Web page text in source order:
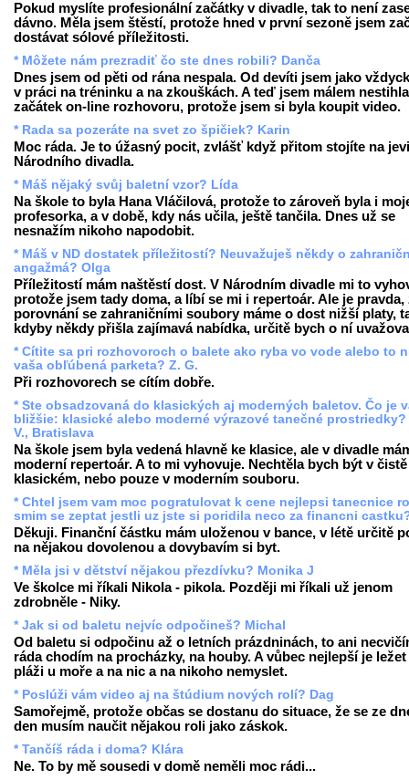
Pokud myslíte profesionální začátky v divadle, tak to není
dávno. Měla jsem štěstí, protože hned v první sezoně jsem
dostávat sólové příležitosti.
* Môžete nám prezradiť čo ste dnes robili? Danča
Dnes jsem od pěti od rána nespala. Od devíti jsem jako
v práci na tréninku a na zkouškách. A teď jsem málem nestihla
začátek on-line rozhovoru, protože jsem si byla koupit video.
* Rada sa pozeráte na svet zo špičiek? Karin
Moc ráda. Je to úžasný pocit, zvlášť když přitom stojíte na
Národního divadla.
* Máš nějaký svůj baletní vzor? Lída
Na škole to byla Hana Vláčilová, protože to zároveň byla i
profesorka, a v době, kdy nás učila, ještě tančila. Dnes už se
nesnažím nikoho napodobit.
* Máš v ND dostatek příležitostí? Neuvažuješ někdy o
angažmá? Olga
Příležitostí mám naštěstí dost. V Národním divadle mi to
protože jsem tady doma, a líbí se mi i repertoár. Ale je pravda,
porovnání se zahraničními soubory máme o dost nižší platy,
kdyby někdy přišla zajímavá nabídka, určitě bych o ní
* Cítite sa pri rozhovoroch o balete ako ryba vo vode alebo to
vaša obľúbená parketa? Z. G.
Při rozhovorech se cítím dobře.
* Ste obsadzovaná do klasických aj moderných baletov. Čo je
bližšie: klasické alebo moderné výrazové tanečné prostriedky?
V., Bratislava
Na škole jsem byla vedená hlavně ke klasice, ale v divadle
moderní repertoár. A to mi vyhovuje. Nechtěla bych být v čistě
klasickém, nebo pouze v moderním souboru.
* Chtel jsem vam moc pogratulovat k cene nejlepsi tanecnice
smim se zeptat jestli uz jste si poridila neco za financni
Děkuji. Finanční částku mám uloženou v bance, v létě určitě
na nějakou dovolenou a dovybavím si byt.
* Měla jsi v dětství nějakou přezdívku? Monika J
Ve školce mi říkali Nikola - pikola. Později mi říkali už jenom
zdrobněle - Niky.
* Jak si od baletu nejvíc odpočineš? Michal
Od baletu si odpočinu až o letních prázdninách, to ani
ráda chodím na procházky, na houby. A vůbec nejlepší je ležet
pláži u moře a na nic a na nikoho nemyslet.
* Poslúži vám video aj na štúdium nových rolí? Dag
Samořejmě, protože občas se dostanu do situace, že se ze
den musím naučit nějakou roli jako záskok.
* Tančíš ráda i doma? Klára
Ne. To by mě sousedi v domě neměli moc rádi...